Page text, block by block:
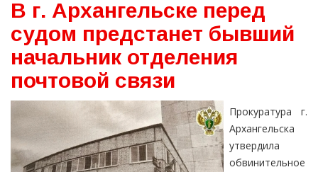
В г. Архангельске перед
судом предстанет бывший
начальник отделения
почтовой связи
Прокуратура г.
Архангельска
утвердила
обвинительное